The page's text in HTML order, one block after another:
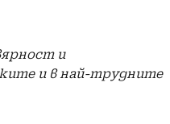
и
и в най-трудните